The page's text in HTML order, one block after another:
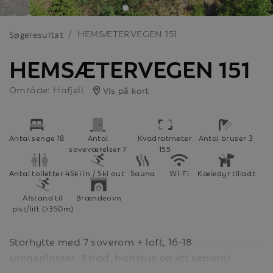
Søgeresultat HEMSÆTERVEGEN 151
HEMSÆTERVEGEN 151
Område: Hafjell Vis på kort
Antal senge 18
Antal
soveværelser 7
Kvadratmeter
155
Antal bruser 3
Antal toiletter 4Ski in / Ski out Sauna Wi-Fi
Kæledyr tilladt
Afstand til
pist/lift (>350m)
Brændeovn
Storhytte med 7 soverom + loft, 16-18
sengeplasser, 3 bad, badstue og ett separat